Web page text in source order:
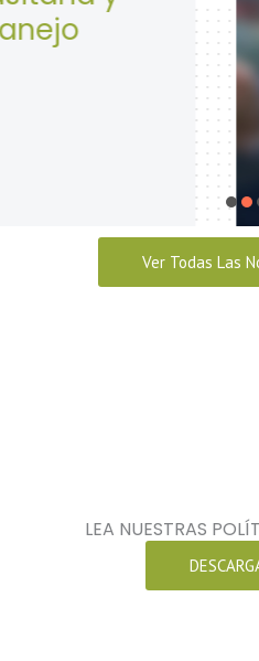
abril 28,
Ver Todas Las
LEA NUESTRAS